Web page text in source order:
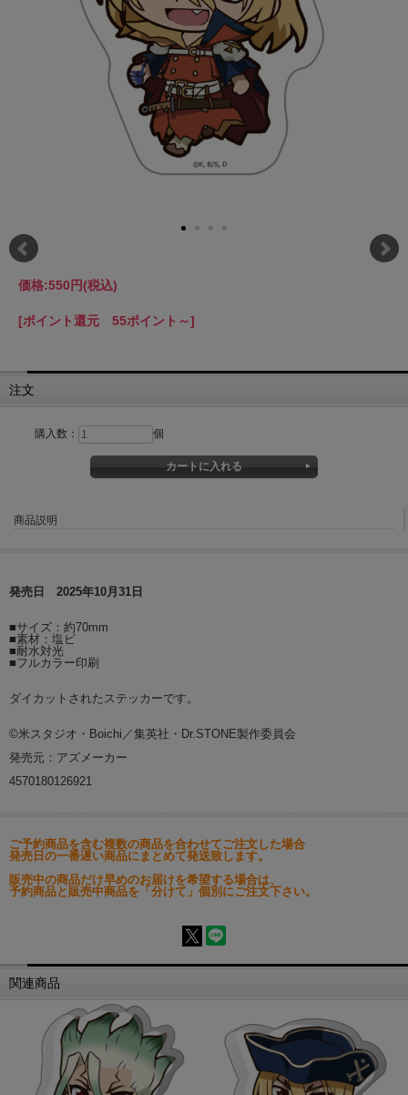
価格:550円(税込)
[ポイント還元 55ポイント～]
注文
購入数： 個
商品説明
発売日 2025年10月31日
■サイズ：約70mm
■素材：塩ビ
■耐水対光
■フルカラー印刷
ダイカットされたステッカーです。
©米スタジオ・Boichi／集英社・Dr.STONE製作委員会
発売元：アズメーカー
4570180126921
ご予約商品を含む複数の商品を合わせてご注文した場合
発売日の一番遅い商品にまとめて発送致します。
販売中の商品だけ早めのお届けを希望する場合は、
予約商品と販売中商品を「分けて」個別にご注文下さい。
関連商品